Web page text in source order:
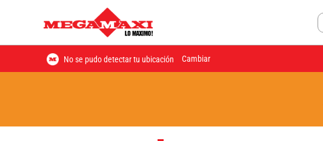
No se pudo detectar tu ubicación Cambiar